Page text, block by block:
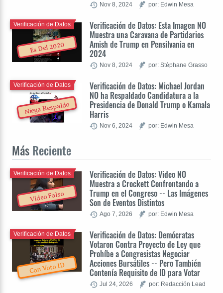
Nov 8, 2024 por: Edwin Mesa
Es Del 2020
Verificación de Datos: Esta Imagen NO
Muestra una Caravana de Partidarios
Amish de Trump en Pensilvania en
2024
Verificación de Datos
Nov 8, 2024 por: Stéphane Grasso
Niega Respaldo
Verificación de Datos: Michael Jordan
NO ha Respaldado Candidatura a la
Presidencia de Donald Trump o Kamala
Harris
Verificación de Datos
Nov 6, 2024 por: Edwin Mesa
Más Reciente
Video Falso
Verificación de Datos: Video NO
Muestra a Crockett Confrontando a
Trump en el Congreso -- Las Imágenes
Son de Eventos Distintos
Verificación de Datos
Ago 7, 2026 por: Edwin Mesa
Con Voto ID
Verificación de Datos: Demócratas
Votaron Contra Proyecto de Ley que
Prohíbe a Congresistas Negociar
Acciones Bursátiles -- Pero También
Contenía Requisito de ID para Votar
Verificación de Datos
Jul 24, 2026
por: Redacción Lead